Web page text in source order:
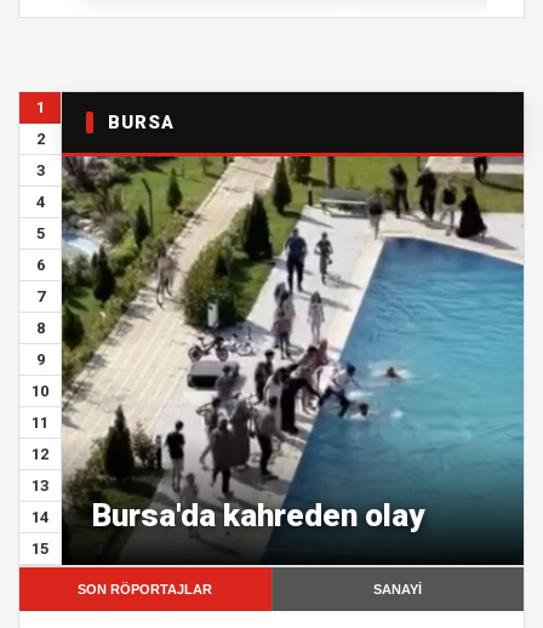
1
2
3
4
5
6
7
8
9
10
11
12
13
14
15
BURSA
Bursa'da kahreden olay
SON RÖPORTAJLAR SANAYİ